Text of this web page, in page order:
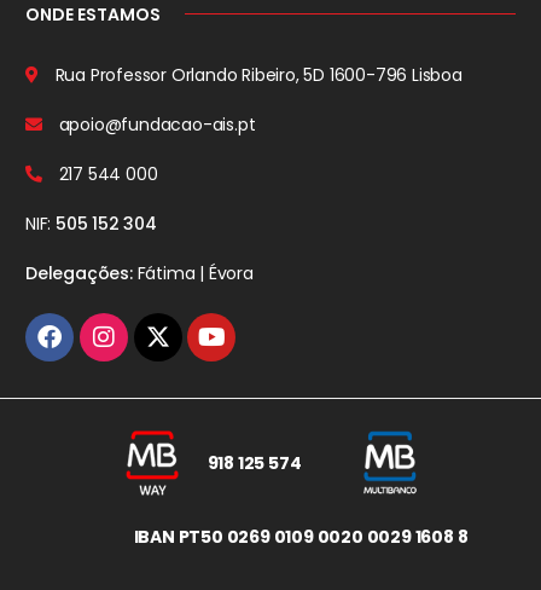
ONDE ESTAMOS
Rua Professor Orlando Ribeiro, 5D 1600-796 Lisboa
apoio@fundacao-ais.pt
217 544 000
NIF: 505 152 304
Delegações:Fátima | Évora
918 125 574
IBAN PT50 0269 0109 0020 0029 1608 8